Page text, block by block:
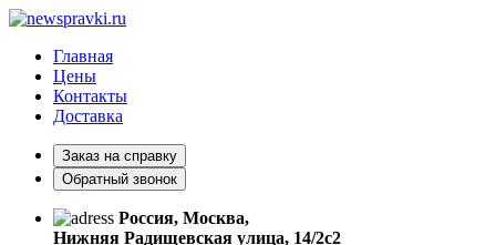
Главная
Цены
Контакты
Доставка
Заказ на справку
Обратный звонок
Россия, Москва,
Нижняя Радищевская улица, 14/2с2